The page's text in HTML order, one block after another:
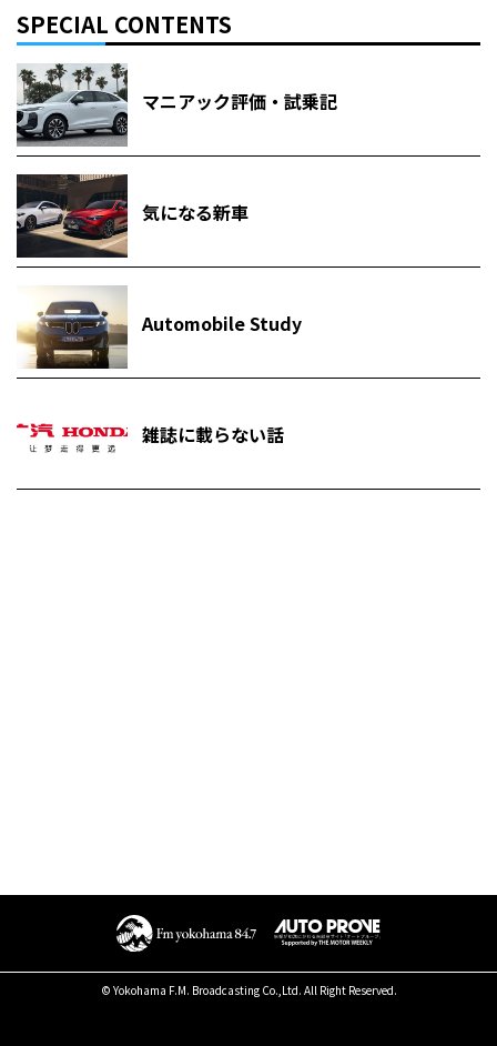
SPECIAL CONTENTS
マニアック評価・試乗記
気になる新車
Automobile Study
雑誌に載らない話
© Yokohama F.M. Broadcasting Co.,Ltd. All Right Reserved.